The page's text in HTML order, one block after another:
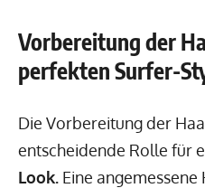
Vorbereitung der
perfekten Surfer-
Die Vorbereitung der
entscheidende Rolle für
Look. Eine